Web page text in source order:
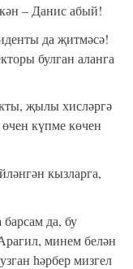
– Данис абый!
да җитмәсә!
булган аланга
җылы хисләргә
күпме көчен
кызларга,
да, бу
минем белән
һәрбер мизгел